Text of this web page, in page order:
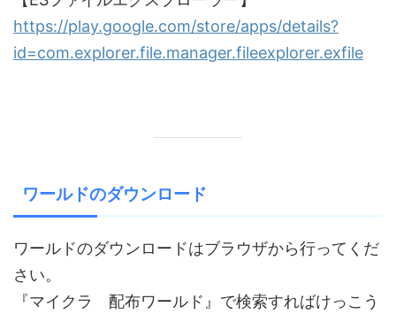
https://play.google.com/store/apps/details?
id=com.explorer.file.manager.fileexplorer.exfile
ワールドのダウンロード
ワールドのダウンロードはブラウザから行ってくだ
さい。
『マイクラ 配布ワールド』で検索すればけっこう